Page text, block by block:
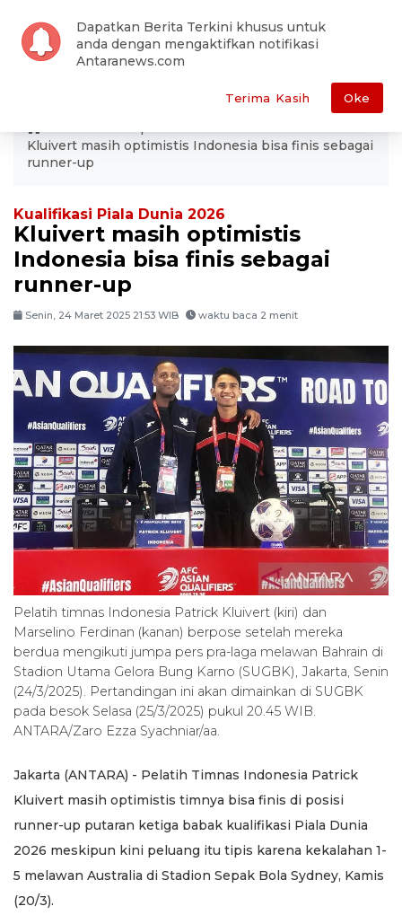
Kluivert masih optimistis Indonesia bisa finis sebagai
runner-up
Kualifikasi Piala Dunia 2026
Kluivert masih optimistis
Indonesia bisa finis sebagai
runner-up
Senin, 24 Maret 2025 21:53 WIB waktu baca 2 menit
Pelatih timnas Indonesia Patrick Kluivert (kiri) dan
Marselino Ferdinan (kanan) berpose setelah mereka
berdua mengikuti jumpa pers pra-laga melawan Bahrain di
Stadion Utama Gelora Bung Karno (SUGBK), Jakarta, Senin
(24/3/2025). Pertandingan ini akan dimainkan di SUGBK
pada besok Selasa (25/3/2025) pukul 20.45 WIB.
ANTARA/Zaro Ezza Syachniar/aa.
Jakarta (ANTARA) - Pelatih Timnas Indonesia Patrick
Kluivert masih optimistis timnya bisa finis di posisi
runner-up putaran ketiga babak kualifikasi Piala Dunia
2026 meskipun kini peluang itu tipis karena kekalahan 1-
5 melawan Australia di Stadion Sepak Bola Sydney, Kamis
(20/3).
Dapatkan Berita Terkini khusus untuk
anda dengan mengaktifkan notifikasi
Antaranews.com
Oke
Terima Kasih